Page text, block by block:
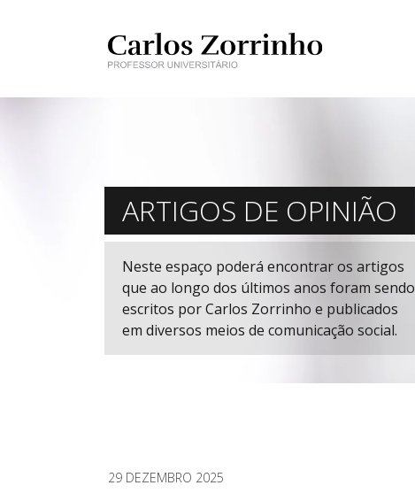
ARTIGOS DE OPINIÃO
Neste espaço poderá encontrar os artigos
que ao longo dos últimos anos foram sendo
escritos por Carlos Zorrinho e publicados
em diversos meios de comunicação social.
29 DEZEMBRO 2025